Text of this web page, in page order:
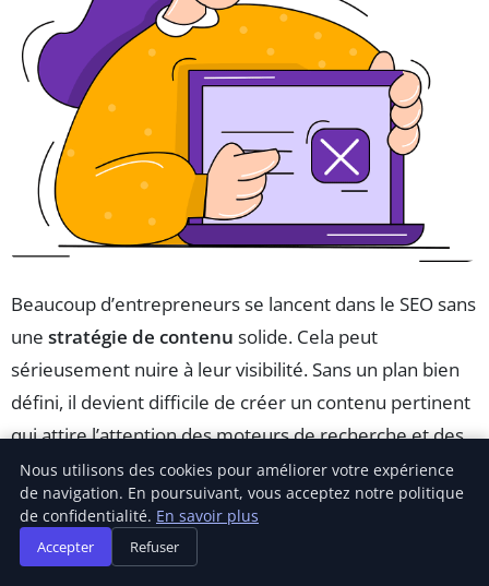
Beaucoup d’entrepreneurs se lancent dans le SEO sans
une stratégie de contenu solide. Cela peut
sérieusement nuire à leur visibilité. Sans un plan bien
défini, il devient difficile de créer un contenu pertinent
qui attire l’attention des moteurs de recherche et des
internautes. Une bonne stratégie est cruciale pour
orienter vos efforts et mesurer vos résultats.
Une autre erreur fréquente consiste à
Nous utilisons des cookies pour améliorer votre expérience
de navigation. En poursuivant, vous acceptez notre politique
de confidentialité. En savoir plus
Accepter Refuser